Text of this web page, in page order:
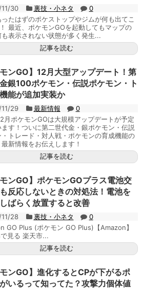
30 裏技・小ネタ
0
たはずのポケストップやジムが何も出てこ
最近、ポケモンGOを起動してもマップの
表示されない状態が多く発生...
記事を読む
モンGO】12月大型アップデート！第
銀100ポケモン・伝説ポケモン・ト
能が追加実装か
29 最新情報
0
月ポケモンGOは大規模アップデートが予定
ます！ついに第二世代金・銀ポケモン・伝説
・トレード・対人戦・ポケモンの育成機能の
新情報をお伝えします！
記事を読む
モンGO】ポケモンGOプラス電池交
反応しないときの対処法！電池を
ばらく放置すると改善
28 裏技・小ネタ
0
GO Plus (ポケモン GO Plus)【Amazon】
見る 楽天市...
記事を読む
モンGO】進化するとCPが下がるポ
いるって知ってた？攻撃力個体値